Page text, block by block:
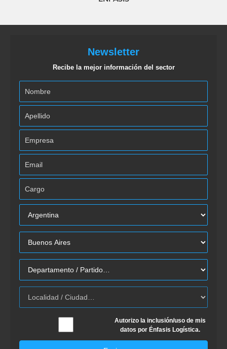
Newsletter
Recibe la mejor información del sector
Autorizo la inclusión/uso de mis
datos por Énfasis Logística.